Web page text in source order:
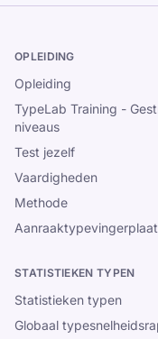
OPLEIDING
Opleiding
TypeLab Training -
niveaus
Test jezelf
Vaardigheden
Methode
STATISTIEKEN TYPEN
Statistieken typen
Globaal